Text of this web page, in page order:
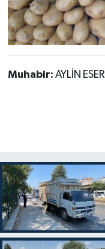
Muhabir: AYLİN ESER